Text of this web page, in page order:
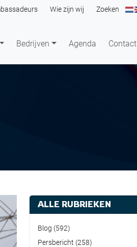
Wie zijn wij Zoeken
Bedrijven Agenda Contact
ALLE RUBRIEKEN
Blog (592)
Persbericht (258)